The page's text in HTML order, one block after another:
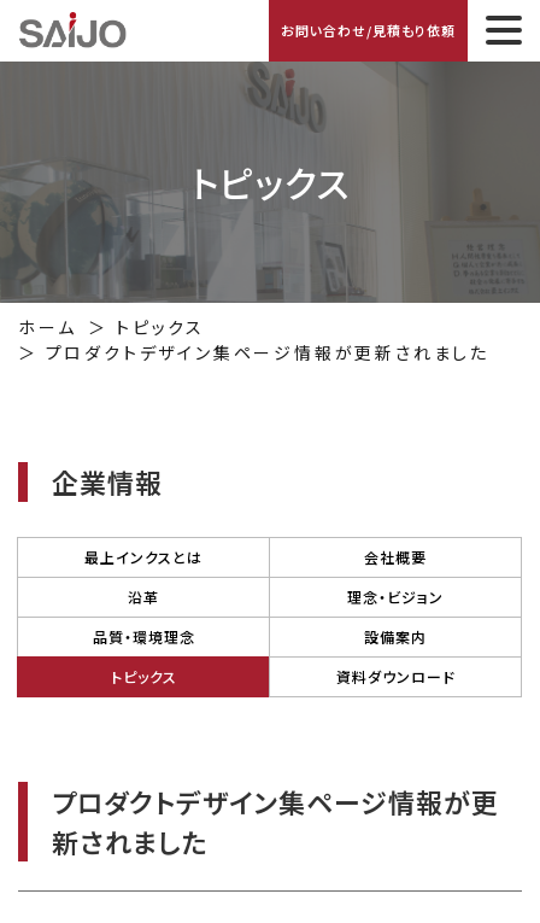
お問い合わせ/見積もり依頼
トピックス
ホーム
トピックス
プロダクトデザイン集ページ情報が更新されました
企業情報
最上インクスとは
会社概要
沿革
理念・ビジョン
品質・環境理念
設備案内
トピックス
資料ダウンロード
プロダクトデザイン集ページ情報が更
新されました